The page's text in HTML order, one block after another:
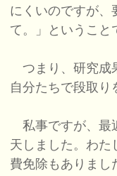
にくいのですが、
て。」ということ
つまり、研究成
自分たちで段取り
私事ですが、最
天しました。わた
費免除もありまし